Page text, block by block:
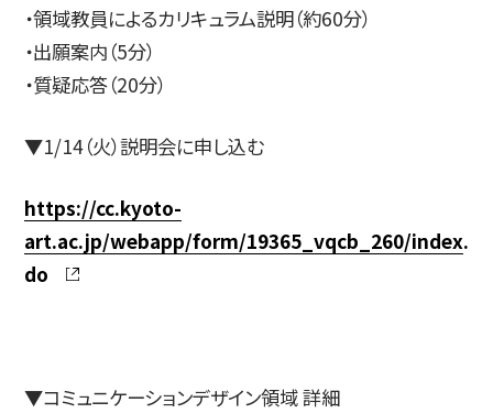
日本 English
通信教育部
・領域教員によるカリキュラム説明（約60分）
・出願案内（5分）
・質疑応答（20分）
▼1/14（火）説明会に申し込む
https://cc.kyoto-
art.ac.jp/webapp/form/19365_vqcb_260/index.
do
▼コミュニケーションデザイン領域 詳細